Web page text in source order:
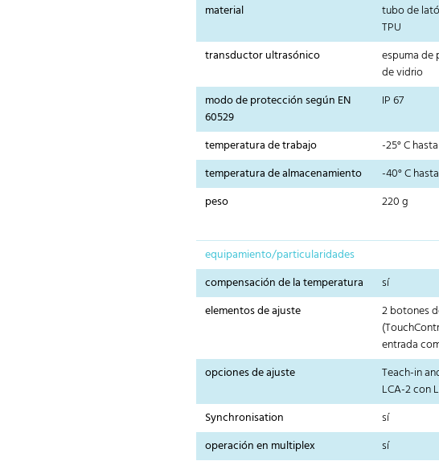
material
tubo de
TPU
transductor ultrasónico
espuma de
de vidrio
modo de protección según EN
60529
IP 67
temperatura de trabajo
-25° C
temperatura de almacenamiento
-40° C
peso
220 g
equipamiento/particularidades
compensación de la temperatura
sí
elementos de ajuste
2 botones
entrada
opciones de ajuste
Teach-in
LCA-2 con
Synchronisation
sí
operación en multiplex
sí